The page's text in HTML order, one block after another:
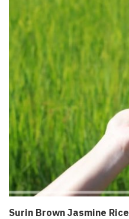
Surin Brown Jasmine Rice